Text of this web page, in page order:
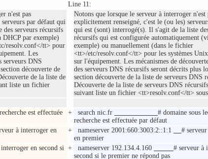
Line 11:
n'est pas
par défaut qui
serveurs récursifs
par exemple)
resolv.conf</tt> pour
Les
serveurs DNS
découverte de
de la liste de
liste un fichier
Notons que lorsque le serveur à interroger n'est
explicitement renseigné, c'est le (ou les)
qui est (sont) interrogé(s). Il s'agit de la liste
récursifs qui est configurée automatiquement
exemple) ou manuellement (dans le fichier
<tt>/etc/resolv.conf</tt> pour les systèmes
sur l'équipement. Les mécanismes de
des serveurs DNS récursifs seront décrits plus
section découverte de la liste de serveurs DNS
Découverte de la liste de serveurs DNS
suivant liste un fichier <tt>resolv.conf</tt>
est effectuée
+ search nic.fr
# domaine sous
recherche est effectuée par défaut
à interroger en
+ nameserver 2001:660:3003:2::1:1
#
en premier
en second si + nameserver 192.134.4.160
# serveur à
second si le premier ne répond pas